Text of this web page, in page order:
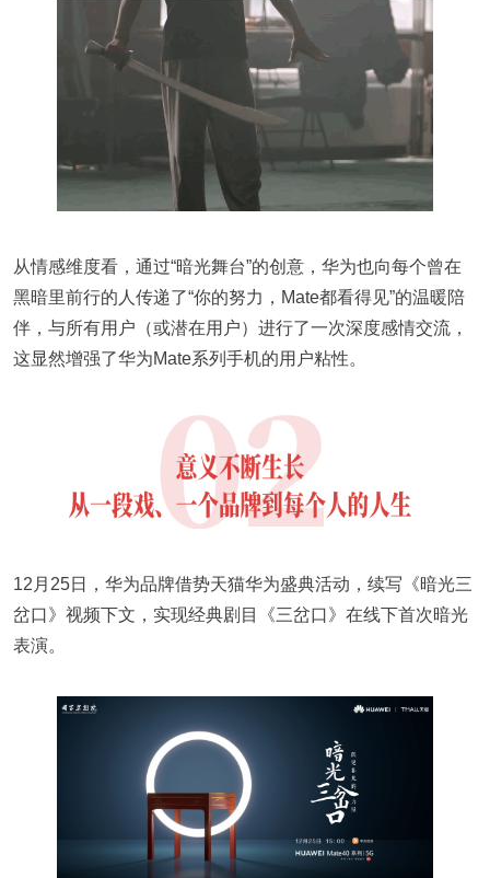
从情感维度看，通过“暗光舞台”的创意，华为也向每个曾在
黑暗里前行的人传递了“你的努力，Mate都看得见”的温暖陪
伴，与所有用户（或潜在用户）进行了一次深度感情交流，
这显然增强了华为Mate系列手机的用户粘性。
12月25日，华为品牌借势天猫华为盛典活动，续写《暗光三
岔口》视频下文，实现经典剧目《三岔口》在线下首次暗光
表演。